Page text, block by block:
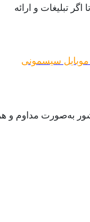
تبلیغات و ارائه
موبایل سیسمونی
به‌صورت مداوم و